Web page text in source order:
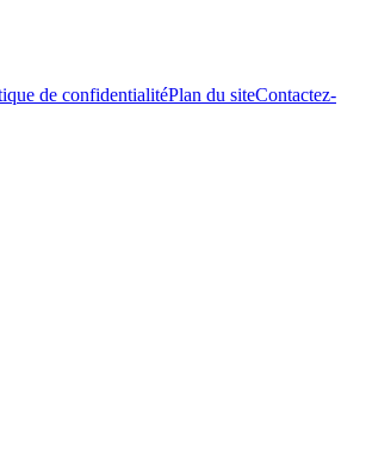
de confidentialitéPlan du siteContactez-